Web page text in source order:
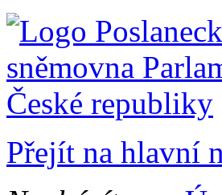
Přejít na hlavní